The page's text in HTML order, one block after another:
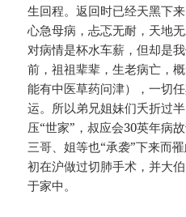
生回程。返回时已经天黑下
心急母病，忐忑无耐，天地
对病情是杯水车薪，但却是
前，祖祖辈辈，生老病亡，
能有中医草药问津），一切
运。所以弟兄姐妹们夭折过
压“世家”，叔应会30英年病
三哥、姐等也“承袭”下来而
初在沪做过切肺手术，并大
于家中。